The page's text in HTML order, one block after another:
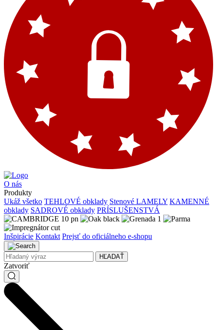
O nás
Produkty
Ukáž všetko TEHLOVÉ obklady Stenové LAMELY KAMENNÉ
obklady SADROVÉ obklady PRÍSLUŠENSTVÁ
Inšpirácie Kontakt Prejsť do oficiálneho e-shopu
HĽADAŤ
Zatvoriť